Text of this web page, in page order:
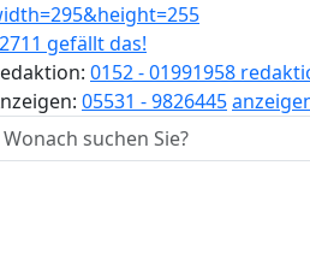
gefällt das!
0152 - 01991958
05531 - 9826445